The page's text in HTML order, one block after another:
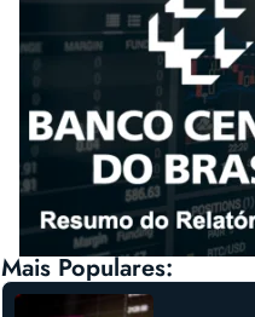
Mais Populares: